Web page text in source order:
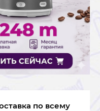
по всему